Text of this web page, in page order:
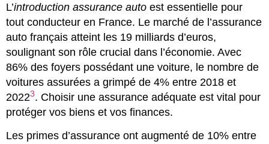
L’introduction assurance auto est essentielle pour
tout conducteur en France. Le marché de l’assurance
auto français atteint les 19 milliards d’euros,
soulignant son rôle crucial dans l’économie. Avec
86% des foyers possédant une voiture, le nombre de
voitures assurées a grimpé de 4% entre 2018 et
20223. Choisir une assurance adéquate est vital pour
protéger vos biens et vos finances.
Les primes d’assurance ont augmenté de 10% entre